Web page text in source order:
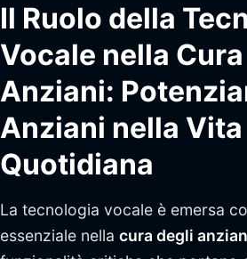
Il Ruolo della
Vocale nella
Anziani:
Anziani nella Vita
Quotidiana
La tecnologia vocale è emersa
essenziale nella cura degli